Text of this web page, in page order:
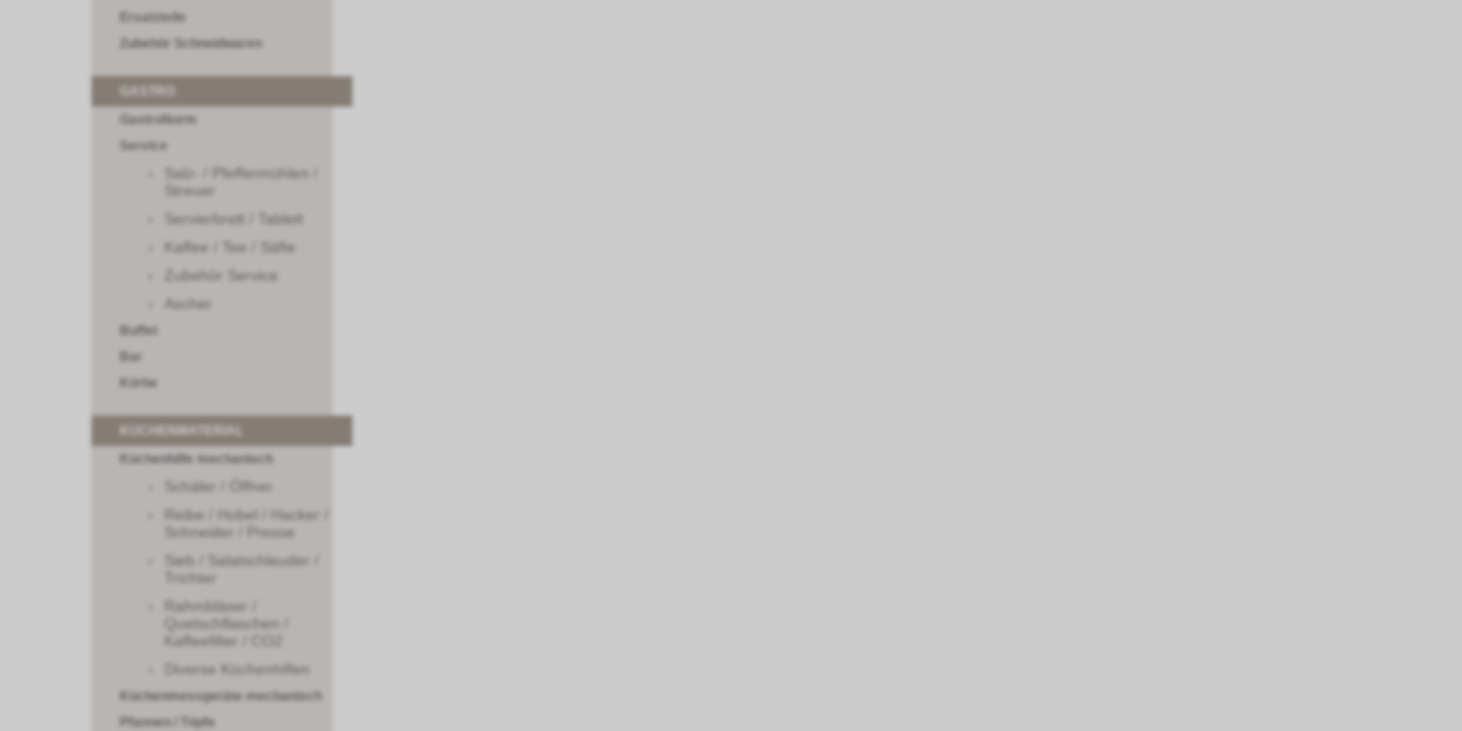
Ersatzteile
Zubehör Schneidwaren
GastroNorm
Service
Salz- / Pfeffermühlen /
Streuer
Servierbrett / Tablett
Kaffee / Tee / Säfte
Zubehör Service
Ascher
Buffet
Bar
Körbe
KÜCHENMATERIAL
Küchenhilfe mechanisch
Schäler / Öffner
Reibe / Hobel / Hacker /
Schneider / Presse
Sieb / Salatschleuder /
Trichter
Rahmbläser /
Quetschflaschen /
Kaffeefilter / CO2
Diverse Küchenhilfen
Küchenmessgeräte mechanisch
Pfannen / Töpfe